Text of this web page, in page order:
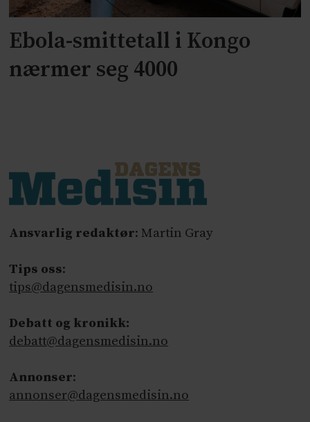
Ebola-smittetall i Kongo
nærmer seg 4000
Ansvarlig redaktør: Martin Gray
Tips oss:
tips@dagensmedisin.no
Debatt og kronikk:
debatt@dagensmedisin.no
Annonser:
annonser@dagensmedisin.no